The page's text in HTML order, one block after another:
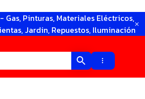
Gas, Pinturas, Materiales Eléctricos,
Jardin, Repuestos, Iluminación